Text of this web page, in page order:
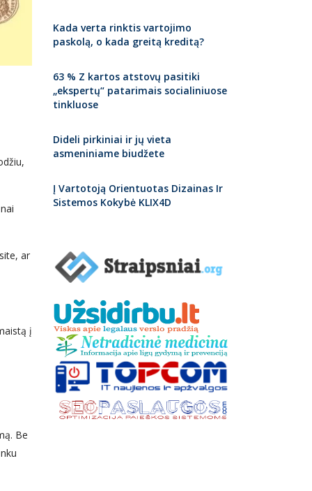
ar
į
Be
Kada verta rinktis vartojimo
paskolą, o kada greitą kreditą?
63 % Z kartos atstovų pasitiki
„ekspertų“ patarimais socialiniuose
tinkluose
Dideli pirkiniai ir jų vieta
asmeniniame biudžete
Į Vartotoją Orientuotas Dizainas Ir
Sistemos Kokybė KLIX4D